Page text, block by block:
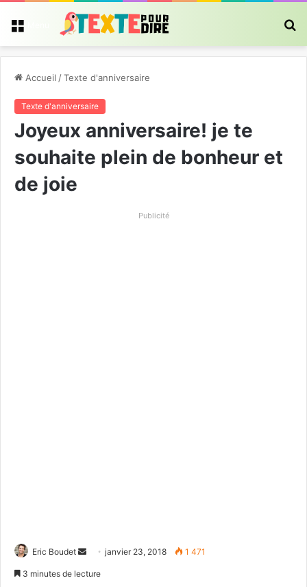
Accueil /Texte d'anniversaire
Texte d'anniversaire
Joyeux anniversaire! je te
souhaite plein de bonheur et
de joie
Publicité
Eric Boudet janvier 23, 2018 1 471
3 minutes de lecture